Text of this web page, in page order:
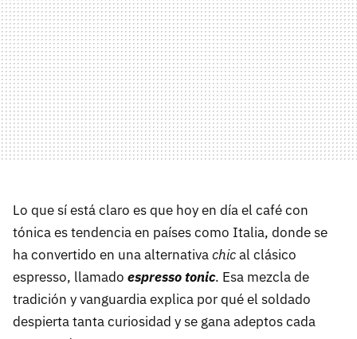
Lo que sí está claro es que hoy en día el café con
tónica es tendencia en países como Italia, donde se
ha convertido en una alternativachical clásico
espresso, llamado espresso tonic. Esa mezcla de
tradición y vanguardia explica por qué el soldado
despierta tanta curiosidad y se gana adeptos cada